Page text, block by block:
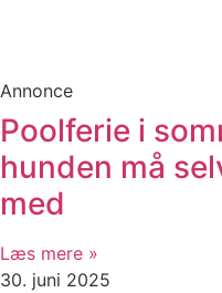
Annonce
Poolferie i
hunden må
med
Læs mere »
30. juni 2025